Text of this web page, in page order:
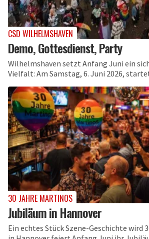
CSD WILHELMSHAVEN
Demo, Gottesdienst, Party
Wilhelmshaven setzt Anfang Juni ein
Vielfalt: Am Samstag, 6. Juni 2026,
30 JAHRE MARTINOS
Jubiläum in Hannover
Ein echtes Stück Szene-Geschichte wird